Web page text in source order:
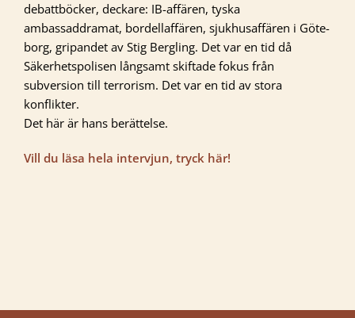
debattböcker, deckare: IB-affären, tyska
ambassaddramat, bordellaffären, sjukhusaffären i Göte­
borg, gripandet av Stig Bergling. Det var en tid då
Säkerhetspolisen långsamt skiftade fokus från
subversion till terrorism. Det var en tid av stora
konflikter.
Det här är hans berättelse.
Vill du läsa hela intervjun, tryck här!